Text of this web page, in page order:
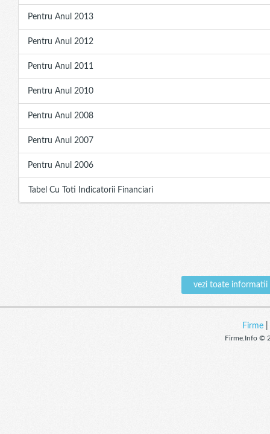
Pentru Anul 2013
Pentru Anul 2012
Pentru Anul 2011
Pentru Anul 2010
Pentru Anul 2008
Pentru Anul 2007
Pentru Anul 2006
Tabel Cu Toti Indicatorii Financiari
vezi toate informatii
Firme|
Firme.Info ©